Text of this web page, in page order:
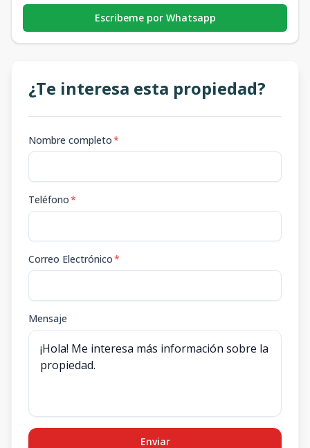
Escribeme por Whatsapp
¿Te interesa esta propiedad?
Nombre completo*
Teléfono*
Correo Electrónico*
Mensaje
Enviar